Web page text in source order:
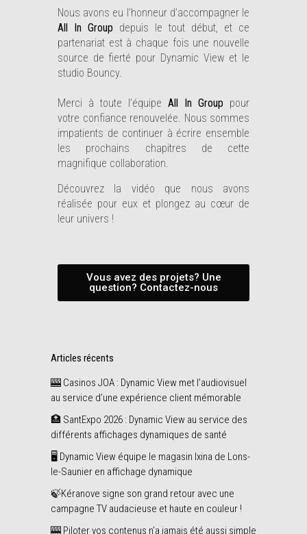
Nous avons eu l’honneur d’accompagner le
All In Group depuis le tout début, et ce
partenariat est à chaque fois une nouvelle
source de fierté pour Dynamic View et le
studio Bouncy.
Merci à toute l’équipe All In Group pour
votre confiance renouvelée. Nous sommes
impatients de continuer à écrire ensemble
les prochains chapitres de cette
magnifique collaboration.
Découvrez la vidéo que nous avons
réalisée pour eux et plongez au cœur de
leur univers !
Vous avez des projets? Une
question? Contactez-nous
Articles récents
🎰 Casinos JOA : Dynamic View met l’audiovisuel
au service d’une expérience client mémorable
🏥 SantExpo 2026 : Dynamic View au service des
différents affichages dynamiques de santé
🖥️ Dynamic View équipe le magasin Ixina de Lons-
le-Saunier en affichage dynamique
🍃Kéranove signe son grand retour avec une
campagne TV audacieuse et haute en couleur !
🎰 Piloter vos contenus n’a jamais été aussi simple